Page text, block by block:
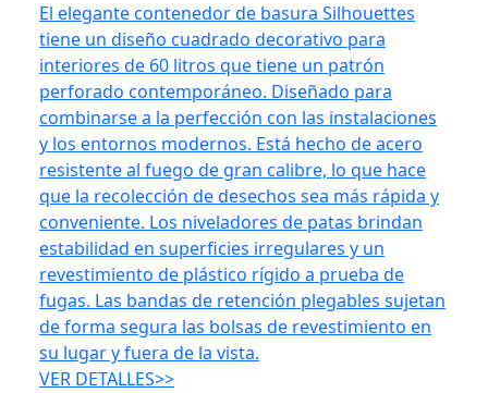
El elegante contenedor de basura Silhouettes
tiene un diseño cuadrado decorativo para
interiores de 60 litros que tiene un patrón
perforado contemporáneo. Diseñado para
combinarse a la perfección con las instalaciones
y los entornos modernos. Está hecho de acero
resistente al fuego de gran calibre, lo que hace
que la recolección de desechos sea más rápida y
conveniente. Los niveladores de patas brindan
estabilidad en superficies irregulares y un
revestimiento de plástico rígido a prueba de
fugas. Las bandas de retención plegables sujetan
de forma segura las bolsas de revestimiento en
su lugar y fuera de la vista.
VER DETALLES>>